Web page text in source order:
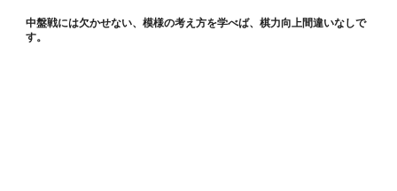
中盤戦には欠かせない、模様の考え方を学べば、棋力向上間違いなしで
す。